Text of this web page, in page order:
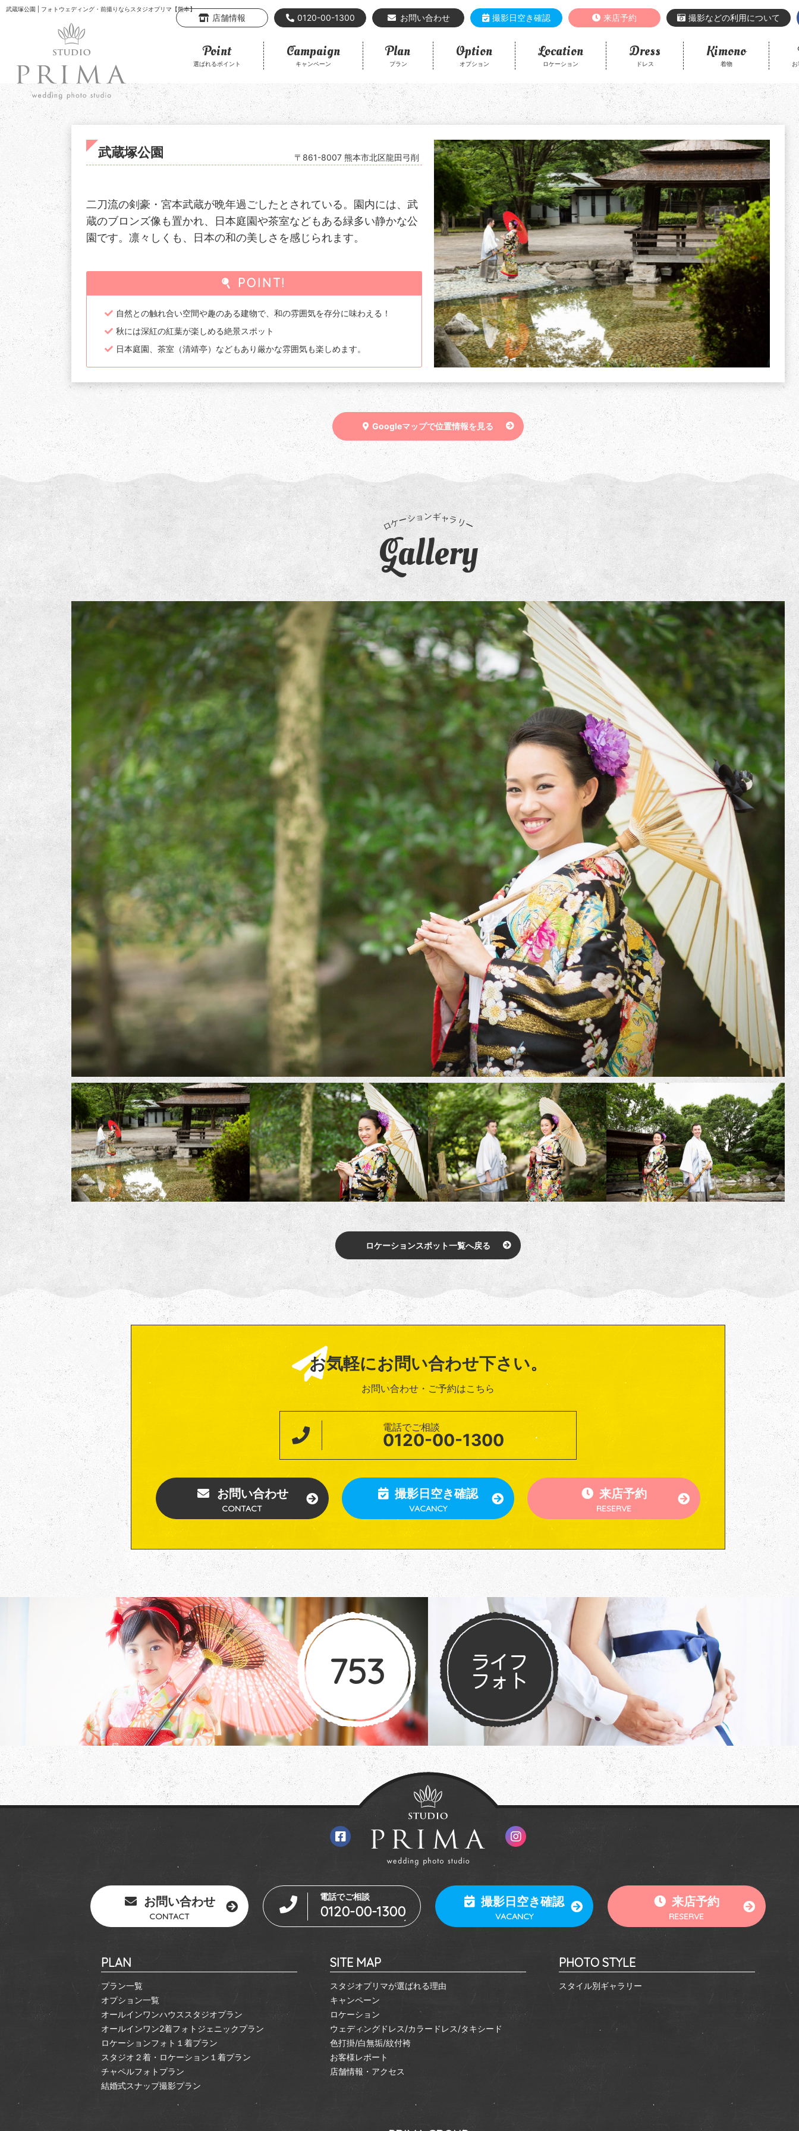
武蔵塚公園 | フォトウェディング・前撮りならスタジオプリマ【熊本】
店舗情報 0120-00-1300 お問い合わせ 撮影日空き確認 来店予約 撮影などの利用について
Point
選ばれるポイント
Campaign
キャンペーン
Plan
プラン
Option
オプション
Location
ロケーション
Dress
ドレス
Kimono
着物
武蔵塚公園 〒861-8007 熊本市北区龍田弓削
二刀流の剣豪・宮本武蔵が晩年過ごしたとされている。園内には、武
蔵のブロンズ像も置かれ、日本庭園や茶室などもある緑多い静かな公
園です。凛々しくも、日本の和の美しさを感じられます。
POINT!
自然との触れ合い空間や趣のある建物で、和の雰囲気を存分に味わえる！
秋には深紅の紅葉が楽しめる絶景スポット
日本庭園、茶室（清靖亭）などもあり厳かな雰囲気も楽しめます。
Googleマップで位置情報を見る
Gallery
ロケーションスポット一覧へ戻る
お気軽にお問い合わせ下さい。
お問い合わせ・ご予約はこちら
電話でご相談
0120-00-1300
お問い合わせ
CONTACT
撮影日空き確認
VACANCY
来店予約
RESERVE
753
ライフ
フォト
お問い合わせ
CONTACT
電話でご相談
0120-00-1300
撮影日空き確認
VACANCY
来店予約
RESERVE
PLAN
プラン一覧
オプション一覧
オールインワンハウススタジオプラン
オールインワン2着フォトジェニックプラン
ロケーションフォト１着プラン
スタジオ２着・ロケーション１着プラン
チャペルフォトプラン
結婚式スナップ撮影プラン
SITE MAP
スタジオプリマが選ばれる理由
キャンペーン
ロケーション
ウェディングドレス/カラードレス/タキシード
色打掛/白無垢/紋付袴
お客様レポート
店舗情報・アクセス
PHOTO STYLE
スタイル別ギャラリー